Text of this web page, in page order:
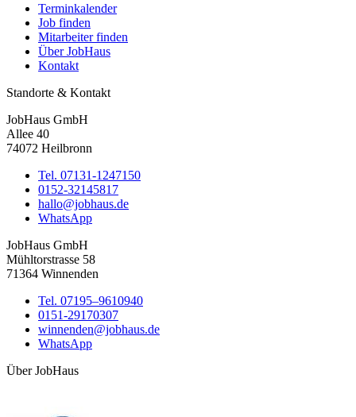
Terminkalender
Job finden
Mitarbeiter finden
Über JobHaus
Kontakt
Standorte & Kontakt
JobHaus GmbH
Allee 40
74072 Heilbronn
Tel. 07131-1247150
0152-32145817
hallo@jobhaus.de
WhatsApp
JobHaus GmbH
Mühltorstrasse 58
71364 Winnenden
Tel. 07195–9610940
0151-29170307
winnenden@jobhaus.de
WhatsApp
Über JobHaus